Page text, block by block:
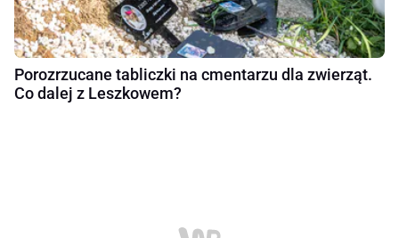
Porozrzucane tabliczki na cmentarzu dla zwierząt.
Co dalej z Leszkowem?